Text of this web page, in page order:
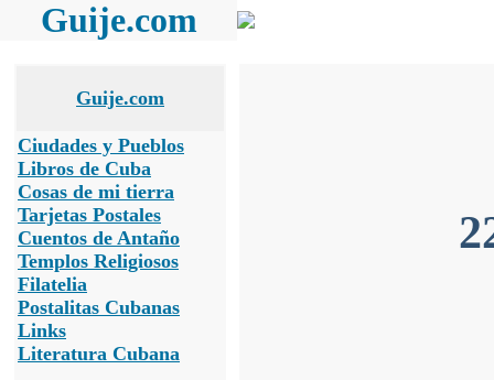
Guije.com
Guije.com
Ciudades y Pueblos
Libros de Cuba
Cosas de mi tierra
Tarjetas Postales
Cuentos de Antaño
Templos Religiosos
Filatelia
Postalitas Cubanas
Links
Literatura Cubana